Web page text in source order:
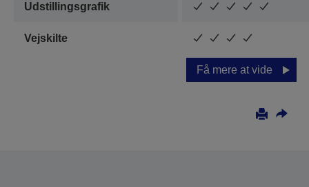
Udstillingsgrafik
Vejskilte
Få mere at vide